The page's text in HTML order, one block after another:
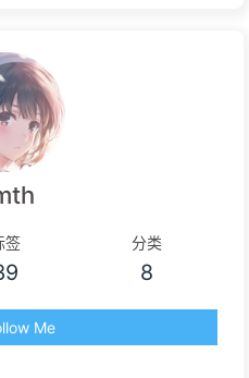
签 分类
8
Me